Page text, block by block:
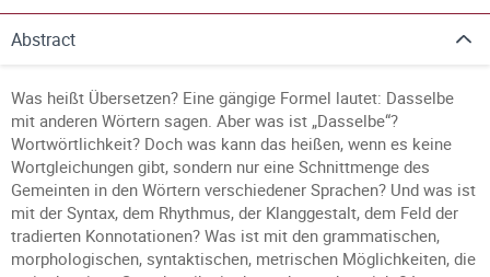
Abstract
Was heißt Übersetzen? Eine gängige Formel lautet: Dasselbe
mit anderen Wörtern sagen. Aber was ist „Dasselbe“?
Wortwörtlichkeit? Doch was kann das heißen, wenn es keine
Wortgleichungen gibt, sondern nur eine Schnittmenge des
Gemeinten in den Wörtern verschiedener Sprachen? Und was ist
mit der Syntax, dem Rhythmus, der Klanggestalt, dem Feld der
tradierten Konnotationen? Was ist mit den grammatischen,
morphologischen, syntaktischen, metrischen Möglichkeiten, die